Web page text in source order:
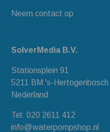
Neem contact op
SolverMedia B.V.
Stationsplein 91
5211 BM 's-Hertogenbosch
Nederland
Tel: 020 2611 412
info@waterpompshop.nl